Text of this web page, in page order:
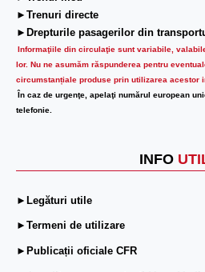
►Trenuri directe
►Drepturile pasagerilor din
Informaţiile din circulaţie sunt variabile,
lor. Nu ne asumăm răspunderea pentru
circumstanțiale produse prin utilizarea acestor
În caz de urgenţe, apelaţi numărul european
telefonie.
INFO
►Legături utile
►Termeni de utilizare
►Publicații oficiale CFR